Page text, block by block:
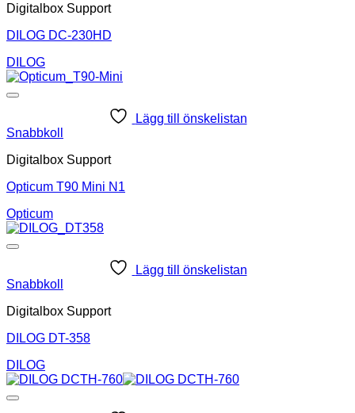
Digitalbox Support
DILOG DC-230HD
DILOG
Lägg till önskelistan
Snabbkoll
Digitalbox Support
Opticum T90 Mini N1
Opticum
Lägg till önskelistan
Snabbkoll
Digitalbox Support
DILOG DT-358
DILOG